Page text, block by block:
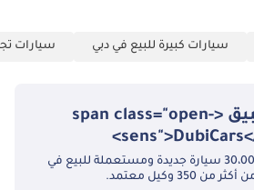
سيارات كبيرة للبيع في دبي سيارات
تحميل تطبيق <span class="open-
استكشف أكثر من 30،000 سيارة جديدة ومستعملة للبيع في
350 وكيل معتمد.